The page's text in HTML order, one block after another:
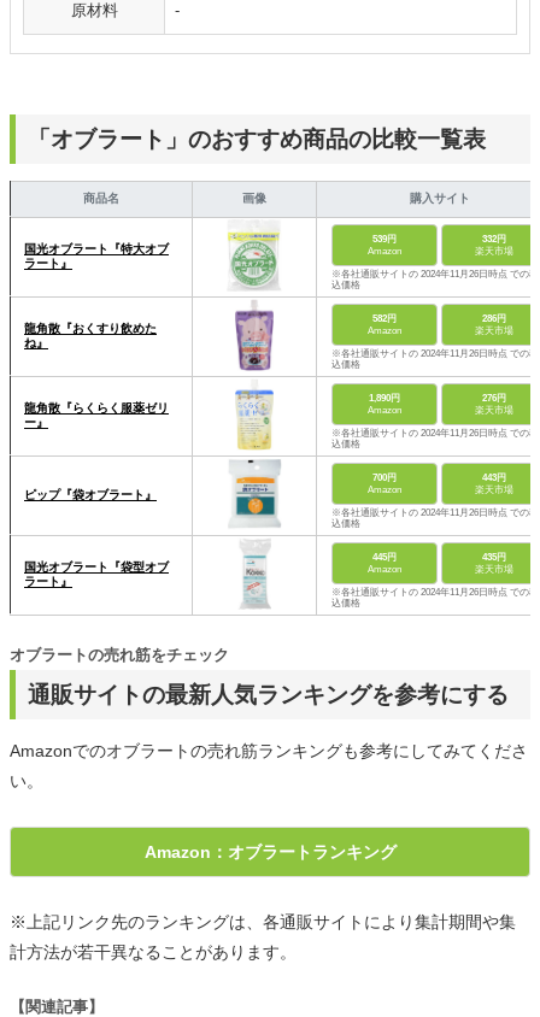
原材料 -
「オブラート」のおすすめ商品の比較一覧表
商品名 画像 購入サイト
国光オブラート『特大オブ
ラート』
539円
Amazon
332円
楽天市場
※各社通販サイトの 2024年11月26日時点 での税
込価格
龍角散『おくすり飲めた
ね』
582円
Amazon
286円
楽天市場
※各社通販サイトの 2024年11月26日時点 での税
込価格
龍角散『らくらく服薬ゼリ
ー』
1,890円
Amazon
276円
楽天市場
※各社通販サイトの 2024年11月26日時点 での税
込価格
ピップ『袋オブラート』
700円
Amazon
443円
楽天市場
※各社通販サイトの 2024年11月26日時点 での税
込価格
国光オブラート『袋型オブ
ラート』
445円
Amazon
435円
楽天市場
※各社通販サイトの 2024年11月26日時点 での税
込価格
通販サイトの最新人気ランキングを参考にする
オブラートの売れ筋をチェック
Amazonでのオブラートの売れ筋ランキングも参考にしてみてくださ
い。
Amazon：オブラートランキング
※上記リンク先のランキングは、各通販サイトにより集計期間や集
計方法が若干異なることがあります。
【関連記事】